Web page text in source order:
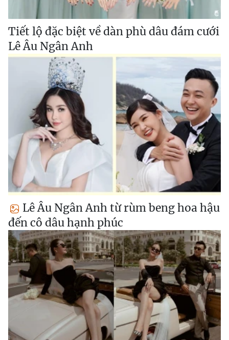
Tiết lộ đặc biệt về dàn phù dâu đám cưới
Lê Âu Ngân Anh
Lê Âu Ngân Anh từ rùm beng hoa hậu
đến cô dâu hạnh phúc